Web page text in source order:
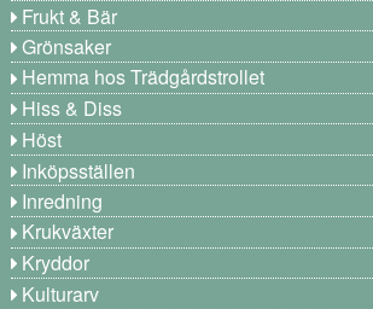
Frukt & Bär
Grönsaker
Hemma hos Trädgårdstrollet
Hiss & Diss
Höst
Inköpsställen
Inredning
Krukväxter
Kryddor
Kulturarv